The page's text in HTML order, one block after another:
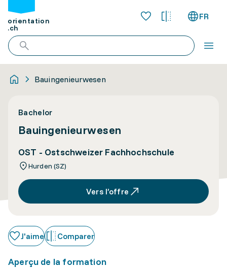
orientation
.ch
FR
Bauingenieurwesen
Bachelor
Bauingenieurwesen
OST - Ostschweizer Fachhochschule
Hurden (SZ)
Vers l’offre
J'aime Comparer
Aperçu de la formation